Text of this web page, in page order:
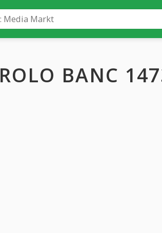
ROLO BANC